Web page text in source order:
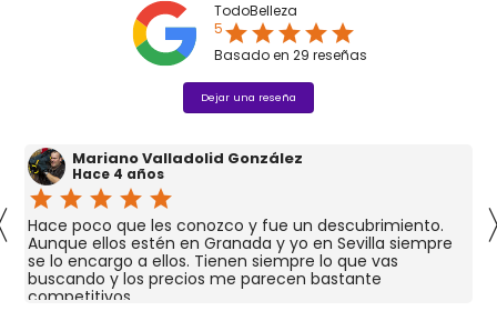
TodoBelleza
5starstarstarstarstar
Basado en 29 reseñas
Dejar una reseña
Mariano Valladolid González
Hace 4 años
star star star star star
Hace poco que les conozco y fue un descubrimiento.
Aunque ellos estén en Granada y yo en Sevilla siempre
se lo encargo a ellos. Tienen siempre lo que vas
buscando y los precios me parecen bastante
competitivos.